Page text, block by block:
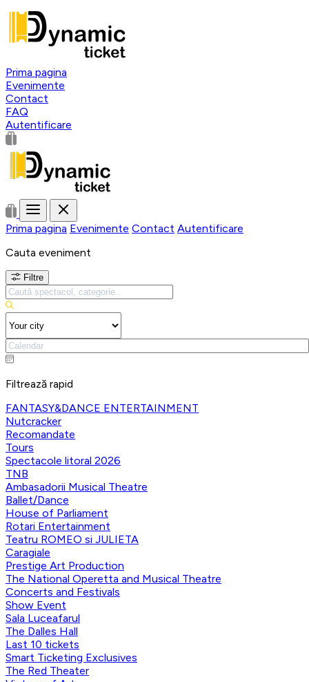
Prima pagina
Evenimente
Contact
FAQ
Autentificare
Prima pagina Evenimente Contact Autentificare
Cauta eveniment
Filtre
Filtrează rapid
FANTASY&DANCE ENTERTAINMENT
Nutcracker
Recomandate
Tours
Spectacole litoral 2026
TNB
Ambasadorii Musical Theatre
Ballet/Dance
House of Parliament
Rotari Entertainment
Teatru ROMEO si JULIETA
Caragiale
Prestige Art Production
The National Operetta and Musical Theatre
Concerts and Festivals
Show Event
Sala Luceafarul
The Dalles Hall
Last 10 tickets
Smart Ticketing Exclusives
The Red Theater